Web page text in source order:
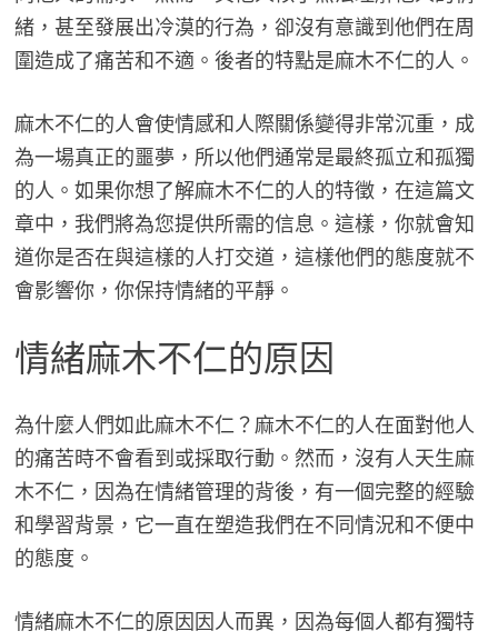
緒，甚至發展出冷漠的行為，卻沒有意識到他們在周
圍造成了痛苦和不適。後者的特點是麻木不仁的人。
麻木不仁的人會使情感和人際關係變得非常沉重，成
為一場真正的噩夢，所以他們通常是最終孤立和孤獨
的人。如果你想了解麻木不仁的人的特徵，在這篇文
章中，我們將為您提供所需的信息。這樣，你就會知
道你是否在與這樣的人打交道，這樣他們的態度就不
會影響你，你保持情緒的平靜。
情緒麻木不仁的原因
為什麼人們如此麻木不仁？麻木不仁的人在面對他人
的痛苦時不會看到或採取行動。然而，沒有人天生麻
木不仁，因為在情緒管理的背後，有一個完整的經驗
和學習背景，它一直在塑造我們在不同情況和不便中
的態度。
情緒麻木不仁的原因因人而異，因為每個人都有獨特